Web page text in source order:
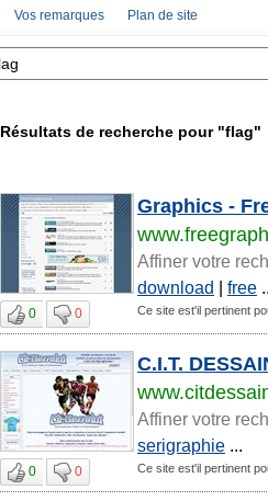
Vos remarques Plan de site
Résultats de recherche pour "flag"
Graphics -
Affiner votre
download | free
0 0 Ce site est'il pertinent
C.I.T.
Affiner votre
serigraphie ...
0 0 Ce site est'il pertinent